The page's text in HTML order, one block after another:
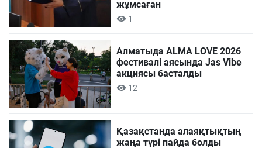
жұмсаған
1
Алматыда ALMA LOVE 2026
фестивалі аясында Jas Vibe
акциясы басталды
12
Қазақстанда алаяқтықтың
жаңа түрі пайда болды